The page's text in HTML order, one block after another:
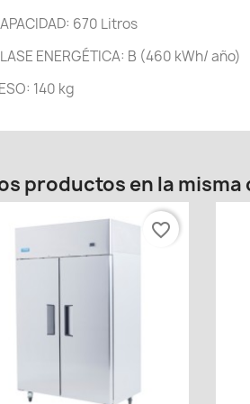
670 Litros
ENERGÉTICA: B (460 kWh/ año)
140 kg
productos en la misma
favorite_border